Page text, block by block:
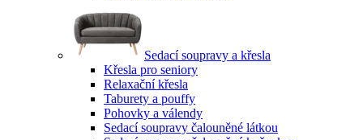
Sedací soupravy a křesla
Křesla pro seniory
Relaxační křesla
Taburety a pouffy
Pohovky a válendy
Sedací soupravy čalouněné látkou